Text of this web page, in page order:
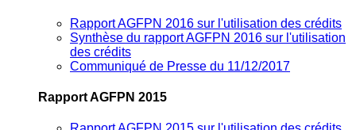
Rapport AGFPN 2016 sur l'utilisation des crédits
Synthèse du rapport AGFPN 2016 sur l'utilisation
des crédits
Communiqué de Presse du 11/12/2017
Rapport AGFPN 2015